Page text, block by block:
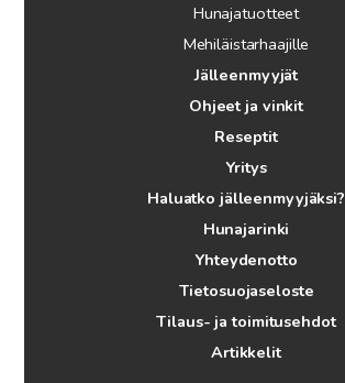
Hunajatuotteet
Mehiläistarhaajille
Jälleenmyyjät
Ohjeet ja vinkit
Reseptit
Yritys
Haluatko jälleenmyyjäksi?
Hunajarinki
Yhteydenotto
Tietosuojaseloste
Tilaus- ja toimitusehdot
Artikkelit